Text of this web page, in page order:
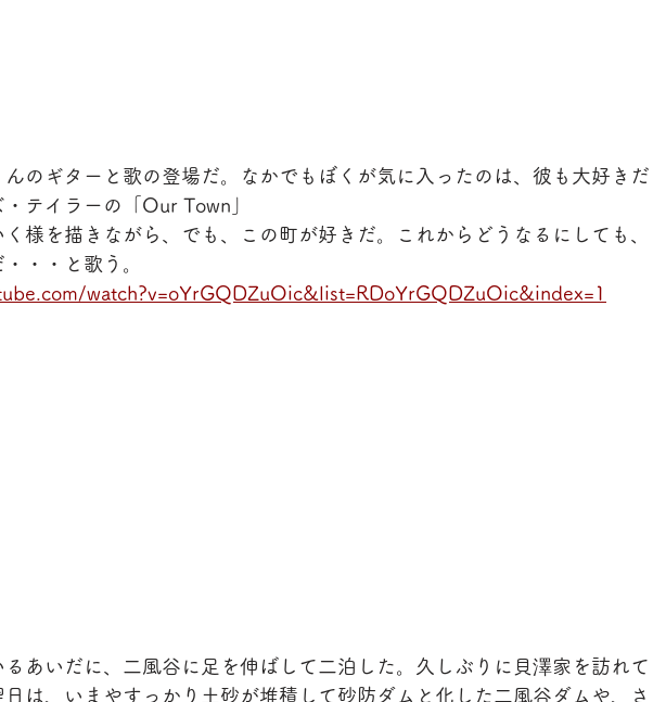
のギターと歌の登場だ。なかでもぼくが気に入ったのは、彼も大好きだ
テイラーの「Our Town」
様を描きながら、でも、この町が好きだ。これからどうなるにしても、
・・と歌う。
watch?v=oYrGQDZuOic&list=RDoYrGQDZuOic&index=1
あいだに、二風谷に足を伸ばして二泊した。久しぶりに貝澤家を訪れて
日は、いまやすっかり土砂が堆積して砂防ダムと化した二風谷ダムや、さ